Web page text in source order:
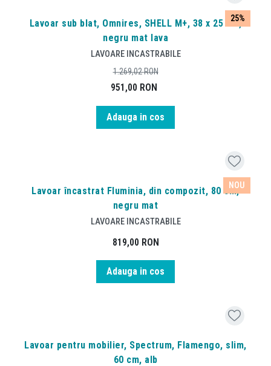
25%
Lavoar sub blat, Omnires, SHELL M+, 38 x 25 cm,
negru mat lava
LAVOARE INCASTRABILE
951,00 RON
1.269,02RON
Adauga in cos
NOU
Lavoar încastrat Fluminia, din compozit, 80 cm,
negru mat
LAVOARE INCASTRABILE
819,00 RON
Adauga in cos
Lavoar pentru mobilier, Spectrum, Flamengo, slim,
60 cm, alb